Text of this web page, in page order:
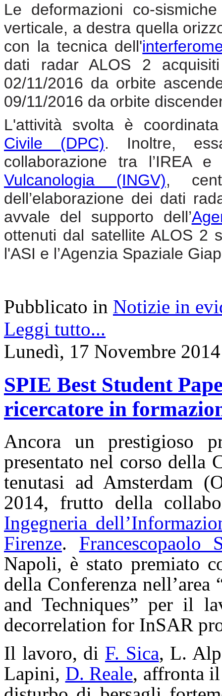
Le deformazioni co-
verticale, a destra quella
con la tecnica dell'
dati radar ALOS 2
02/11/2016 da orbite
09/11/2016 da orbite
L'attività svolta è
Civile (DPC). Inoltre,
collaborazione tra l’IREA e
Vulcanologia (INGV),
dell’elaborazione dei dati
avvale del supporto dell’
ottenuti dal satellite ALOS 2
l'ASI e l’Agenzia Spaziale
Pubblicato in Notizie in
Leggi tutto...
Lunedì, 17 Novembre
SPIE Best Student
ricercatore in
Ancora un prestigioso
presentato nel corso della
tenutasi ad Amsterdam
2014, frutto della
Ingegneria
Firenze. Francescopaolo
Napoli, è stato premiato
della Conferenza
and Techniques” per il
decorrelation for InSAR
Il lavoro, di F. Sica, L.
Lapini, D. Reale, affronta